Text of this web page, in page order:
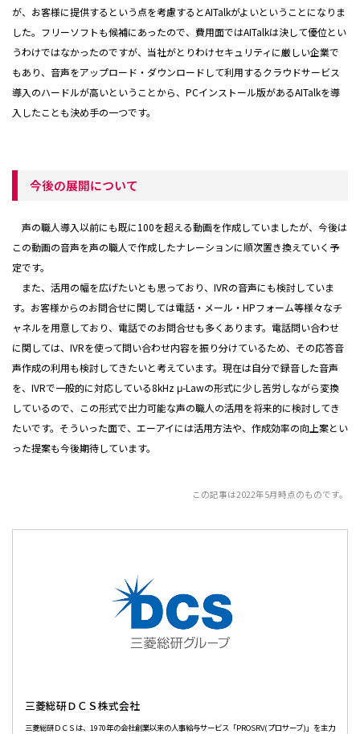
が、お客様に提供するという点を考慮するとAITalkがよいということになりま
した。フリーソフトも候補にあったので、費用面ではAITalkは決して優位とい
うわけではなかったのですが、当社がとりわけセキュリティに厳しい企業で
もあり、音声をアップロード・ダウンロードして利用するクラウドサービス
導入のハードルが高いということから、PCインストール版があるAITalkを導
入したことも決め手の一つです。
今後の展開について
声の職人導入以前にも既に100を超える動画を作成していましたが、今後は
この動画の音声を声の職人で作成したナレーションに順次置き換えていく予
定です。
また、活用の幅を広げたいとも思っており、IVRの音声にも検討していま
す。お客様からのお問合せに関しては電話・メール・HPフォーム等様々なチ
ャネルを用意しており、電話でのお問合せも多くあります。電話問い合わせ
に関しては、IVRを使って問い合わせ内容を振り分けているため、その応答音
声作成の利用も検討してきたいと考えています。現在は自分で録音した音声
を、IVRで一般的に対応している8kHz μ-Lawの形式に少し苦労しながら変換
しているので、この形式で出力可能な声の職人の活用を将来的に検討してき
たいです。そういった面で、エーアイには活用方法や、作成効率の向上案とい
った提案も今後期待しています。
この記事は2022年5月時点のものです。
三菱総研ＤＣＳ株式会社
三菱総研ＤＣＳは、1970年の会社創業以来の人事給与サービス「PROSRV(プロサーブ)」を主力